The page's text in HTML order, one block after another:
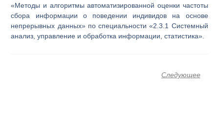
«Методы и алгоритмы автоматизированной оценки частоты
сбора информации о поведении индивидов на основе
непрерывных данных» по специальности «2.3.1 Системный
анализ, управление и обработка информации, статистика».
Следующее